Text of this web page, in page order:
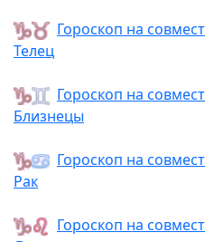
Гороскоп на
Телец
Гороскоп на
Близнецы
Гороскоп на
Рак
Гороскоп на